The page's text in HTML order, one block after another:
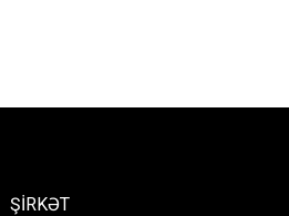
ŞIRKƏT